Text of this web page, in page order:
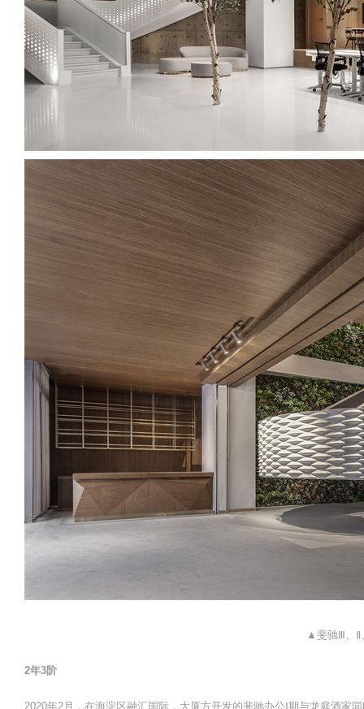
▲斐驰Ⅲ、Ⅱ
2年3阶
2020年2月，在海淀区融汇国际，大厦方开发的斐驰办公Ⅰ期与龙庭酒家